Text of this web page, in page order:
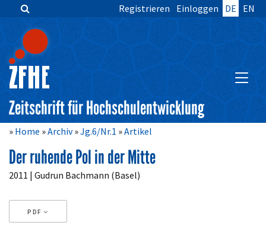
Zum
springen
Hauptnavigation
Inhalt
Sidebar
Registrieren Einloggen DE EN
Zeitschrift für Hochschulentwicklung
Home Archiv Jg.6/Nr.1 Artikel
Der ruhende Pol in der Mitte
Artikelinhalt
2011 | Gudrun Bachmann (Basel)
PDF